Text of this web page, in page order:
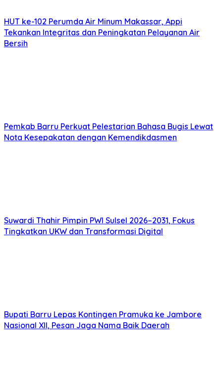
HUT ke-102 Perumda Air Minum Makassar, Appi
Tekankan Integritas dan Peningkatan Pelayanan Air
Bersih
Pemkab Barru Perkuat Pelestarian Bahasa Bugis Lewat
Nota Kesepakatan dengan Kemendikdasmen
Suwardi Thahir Pimpin PWI Sulsel 2026–2031, Fokus
Tingkatkan UKW dan Transformasi Digital
Bupati Barru Lepas Kontingen Pramuka ke Jambore
Nasional XII, Pesan Jaga Nama Baik Daerah